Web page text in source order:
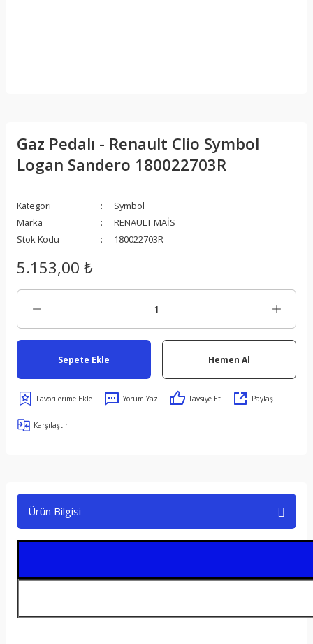
Gaz Pedalı - Renault Clio Symbol
Logan Sandero 180022703R
Kategori
Symbol
Marka
RENAULT MAİS
Stok Kodu
180022703R
5.153,00 ₺
Sepete Ekle Hemen Al
Yorum Yaz Tavsiye Et Paylaş
Karşılaştır
Ürün Bilgisi